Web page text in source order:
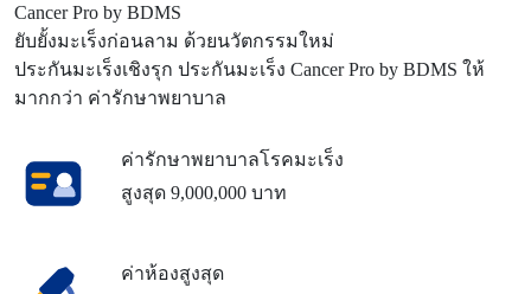
Cancer Pro by BDMS
ยับยั้งมะเร็งก่อนลาม ด้วยนวัตกรรมใหม่
ประกันมะเร็งเชิงรุก ประกันมะเร็ง Cancer Pro by BDMS ให้
มากกว่า ค่ารักษาพยาบาล
ค่ารักษาพยาบาลโรคมะเร็ง
สูงสุด 9,000,000 บาท
ค่าห้องสูงสุด